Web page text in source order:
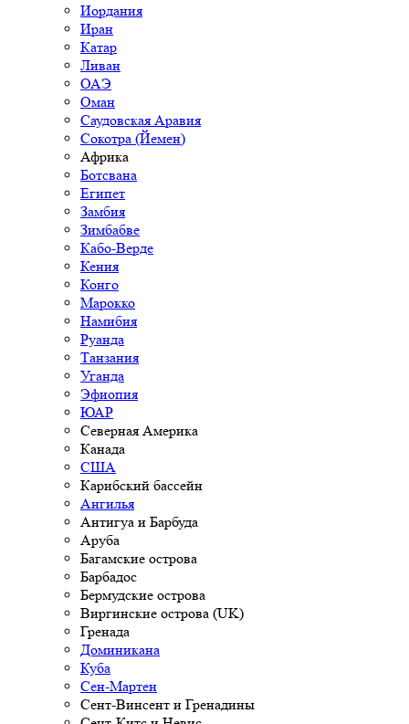
Иордания
Иран
Катар
Ливан
ОАЭ
Оман
Саудовская Аравия
Сокотра (Йемен)
Африка
Ботсвана
Египет
Замбия
Зимбабве
Кабо-Верде
Кения
Конго
Марокко
Намибия
Руанда
Танзания
Уганда
Эфиопия
ЮАР
Северная Америка
Канада
США
Карибский бассейн
Ангилья
Антигуа и Барбуда
Аруба
Багамские острова
Барбадос
Бермудские острова
Виргинские острова (UK)
Гренада
Доминикана
Куба
Сен-Мартен
Сент-Винсент и Гренадины